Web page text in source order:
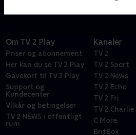
Om TV 2 Play
Priser og abonnement
Her kan du se TV 2 Play
Gavekort til TV 2 Play
Support og
Kundecenter
Vilkår og betingelser
TV 2 NEWS i offentligt
rum
Kanaler
TV 2
TV 2 Sport
TV 2 News
TV 2 Echo
TV 2 Fri
TV 2 Charlie
C More
BritBox